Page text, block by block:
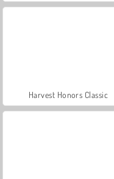
Harvest Honors Classic